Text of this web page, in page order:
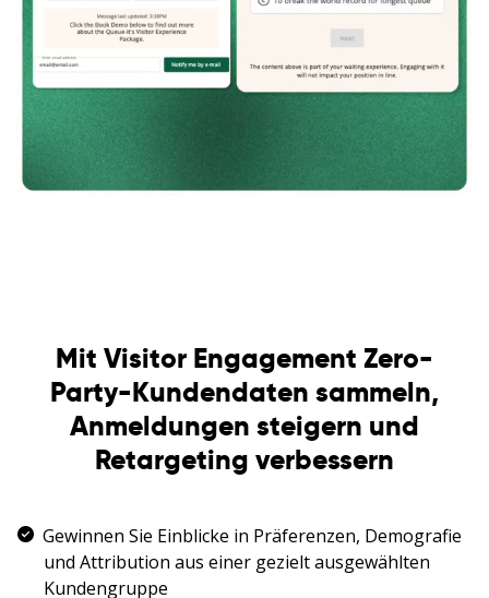
Mit Visitor Engagement Zero-
Party-Kundendaten sammeln,
Anmeldungen steigern und
Retargeting verbessern
Gewinnen Sie Einblicke in Präferenzen, Demografie
und Attribution aus einer gezielt ausgewählten
Kundengruppe